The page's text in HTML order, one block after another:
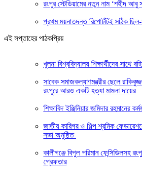
রংপুর স্টেডিয়ামের নতুন নাম ‘শহীদ আবু
প্রথম ময়নাতদন্ত রিপোর্টটিই সঠিক
এই সপ্তাহের পাঠকপ্রিয়
খুলনা বিশ্ববিদ্যালয় শিক্ষার্থীদের সাথে
সাবেক সমাজকল্যাণমন্ত্রীর ছেলে
রংপুরে আরও একটি হত্যা মামলা দায়ের
শিক্ষাবিদ ইঞ্জিনিয়ার জমিদার রহমানের
জাতীয় কারিগর ও শিল্প শ্রমিক
সভা অনুষ্ঠিত
কালীগঞ্জে বিপুল পরিমান ফেন্সিডিলসহ
গ্রেফতার